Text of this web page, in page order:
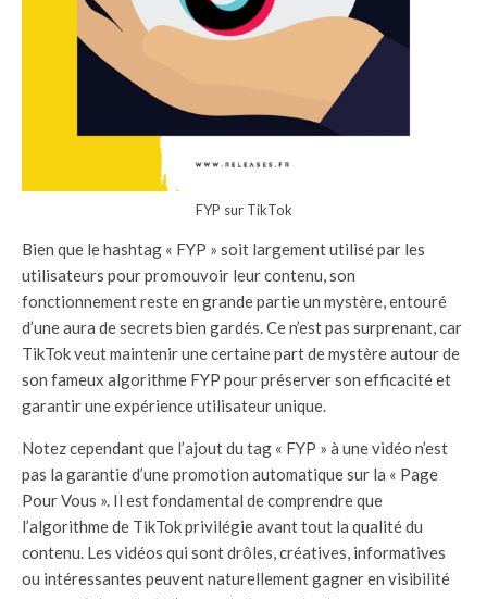
FYP sur TikTok
Bien que le hashtag « FYP » soit largement utilisé par les
utilisateurs pour promouvoir leur contenu, son
fonctionnement reste en grande partie un mystère, entouré
d’une aura de secrets bien gardés. Ce n’est pas surprenant, car
TikTok veut maintenir une certaine part de mystère autour de
son fameux algorithme FYP pour préserver son efficacité et
garantir une expérience utilisateur unique.
Notez cependant que l’ajout du tag « FYP » à une vidéo n’est
pas la garantie d’une promotion automatique sur la « Page
Pour Vous ». Il est fondamental de comprendre que
l’algorithme de TikTok privilégie avant tout la qualité du
contenu. Les vidéos qui sont drôles, créatives, informatives
ou intéressantes peuvent naturellement gagner en visibilité